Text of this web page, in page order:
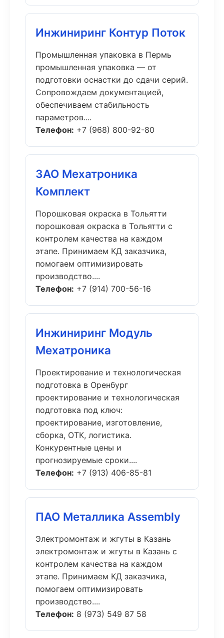
Инжиниринг Контур Поток
Промышленная упаковка в Пермь
промышленная упаковка — от
подготовки оснастки до сдачи серий.
Сопровождаем документацией,
обеспечиваем стабильность
параметров....
Телефон: +7 (968) 800-92-80
ЗАО Мехатроника
Комплект
Порошковая окраска в Тольятти
порошковая окраска в Тольятти с
контролем качества на каждом
этапе. Принимаем КД заказчика,
помогаем оптимизировать
производство....
Телефон: +7 (914) 700-56-16
Инжиниринг Модуль
Мехатроника
Проектирование и технологическая
подготовка в Оренбург
проектирование и технологическая
подготовка под ключ:
проектирование, изготовление,
сборка, ОТК, логистика.
Конкурентные цены и
прогнозируемые сроки....
Телефон: +7 (913) 406-85-81
ПАО Металлика Assembly
Электромонтаж и жгуты в Казань
электромонтаж и жгуты в Казань с
контролем качества на каждом
этапе. Принимаем КД заказчика,
помогаем оптимизировать
производство....
Телефон: 8 (973) 549 87 58